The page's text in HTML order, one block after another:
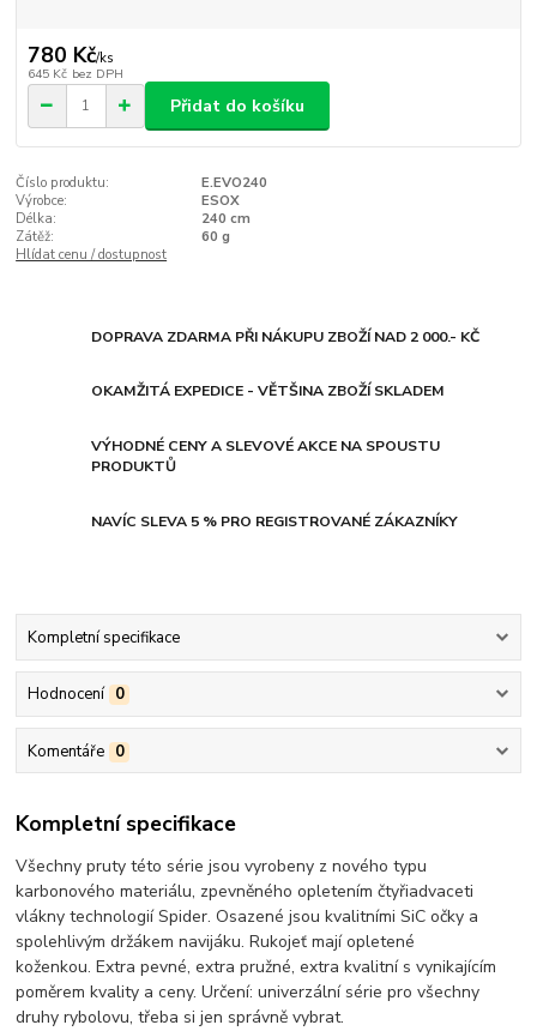
780 Kč/ks
645 Kč bez DPH
Přidat do košíku
Číslo produktu:
E.EVO240
Výrobce:
ESOX
Délka:
240 cm
Zátěž:
60 g
Hlídat cenu / dostupnost
DOPRAVA ZDARMA PŘI NÁKUPU ZBOŽÍ NAD 2 000.- KČ
OKAMŽITÁ EXPEDICE - VĚTŠINA ZBOŽÍ SKLADEM
VÝHODNÉ CENY A SLEVOVÉ AKCE NA SPOUSTU
PRODUKTŮ
NAVÍC SLEVA 5 % PRO REGISTROVANÉ ZÁKAZNÍKY
Kompletní specifikace
Hodnocení 0
Komentáře 0
Kompletní specifikace
Všechny pruty této série jsou vyrobeny z nového typu
karbonového materiálu, zpevněného opletením čtyřiadvaceti
vlákny technologií Spider. Osazené jsou kvalitními SiC očky a
spolehlivým držákem navijáku. Rukojeť mají opletené
koženkou. Extra pevné, extra pružné, extra kvalitní s vynikajícím
poměrem kvality a ceny. Určení: univerzální série pro všechny
druhy rybolovu, třeba si jen správně vybrat.